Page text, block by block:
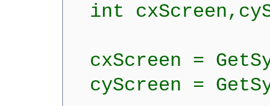
int
cxScreen =
cyScreen =